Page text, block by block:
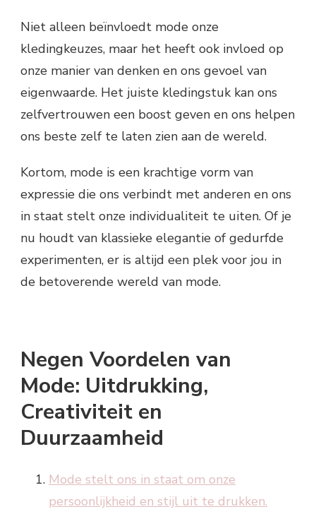
Niet alleen beïnvloedt mode onze
kledingkeuzes, maar het heeft ook invloed op
onze manier van denken en ons gevoel van
eigenwaarde. Het juiste kledingstuk kan ons
zelfvertrouwen een boost geven en ons helpen
ons beste zelf te laten zien aan de wereld.
Kortom, mode is een krachtige vorm van
expressie die ons verbindt met anderen en ons
in staat stelt onze individualiteit te uiten. Of je
nu houdt van klassieke elegantie of gedurfde
experimenten, er is altijd een plek voor jou in
de betoverende wereld van mode.
Negen Voordelen van
Mode: Uitdrukking,
Creativiteit en
Duurzaamheid
Mode stelt ons in staat om onze
persoonlijkheid en stijl uit te drukken.